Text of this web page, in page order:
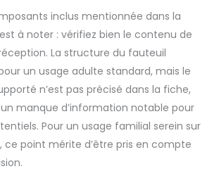
inclus mentionnée dans la
à noter : vérifiez bien le contenu de
La structure du fauteuil
un usage adulte standard, mais le
n’est pas précisé dans la fiche,
manque d’information notable pour
Pour un usage familial serein sur
ce point mérite d’être pris en compte